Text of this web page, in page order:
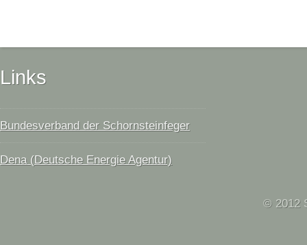
Links
Bundesverband der Schornsteinfeger
Dena (Deutsche Energie Agentur)
© 2012